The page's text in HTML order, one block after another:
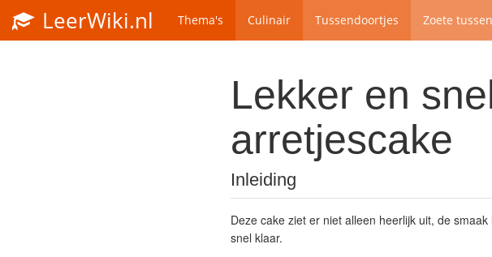
LeerWiki.nl Thema's Culinair Tussendoortjes Zoete
Lekker en
arretjescake
Inleiding
Deze cake ziet er niet alleen heerlijk uit, de
snel klaar.